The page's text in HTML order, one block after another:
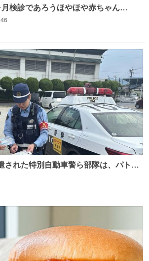
検診であろうほやほや赤ちゃん👩‍🍼
👧🏻をワンオペで連れてるママがいる
てるし逃走しないし脱走しないし逃げ
された特別自動車警ら部隊は、パトロ
者への声掛けも行っています。写真
別自動車警ら部隊が八代警察署管内の
塩分補給を行ってください。 #令和８
察